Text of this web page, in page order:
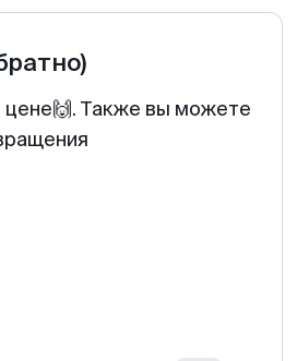
цене🙌. Также вы можете